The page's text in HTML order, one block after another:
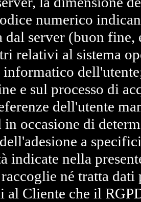
numerico
dal server (buon fine,
relativi al sistema
informatico
e sul processo di
dell'utente
in occasione di
a
indicate nella
né tratta dati
Cliente che il